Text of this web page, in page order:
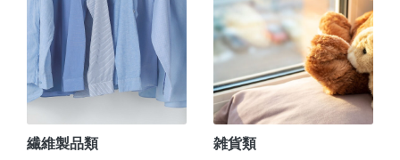
繊維製品類 雑貨類